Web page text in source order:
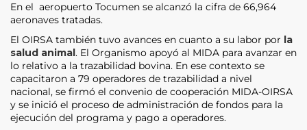
En el aeropuerto Tocumen se alcanzó la cifra de 66,964
aeronaves tratadas.
El OIRSA también tuvo avances en cuanto a su labor por la
salud animal. El Organismo apoyó al MIDA para avanzar en
lo relativo a la trazabilidad bovina. En ese contexto se
capacitaron a 79 operadores de trazabilidad a nivel
nacional, se firmó el convenio de cooperación MIDA-OIRSA
y se inició el proceso de administración de fondos para la
ejecución del programa y pago a operadores.